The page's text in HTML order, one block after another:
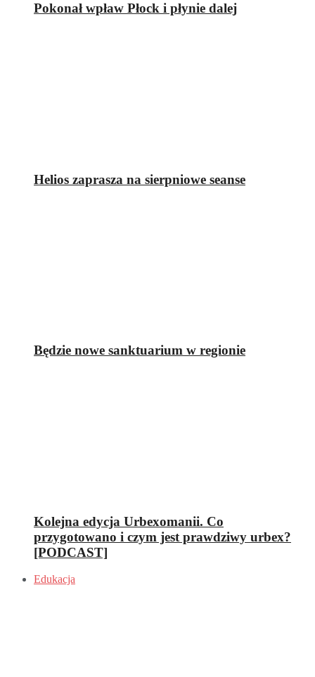
Pokonał wpław Płock i płynie dalej
Helios zaprasza na sierpniowe seanse
Będzie nowe sanktuarium w regionie
Kolejna edycja Urbexomanii. Co
przygotowano i czym jest prawdziwy urbex?
[PODCAST]
Edukacja